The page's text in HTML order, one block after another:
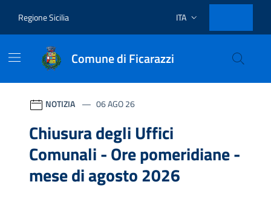
Regione Sicilia Lingua attiva:
ITA
Comune di Ficarazzi
Comune di Ficarazzi
Contenuti in evidenza
Novità in evidenza
NOTIZIA 06 AGO 26
Chiusura degli Uffici
Comunali - Ore pomeridiane -
mese di agosto 2026